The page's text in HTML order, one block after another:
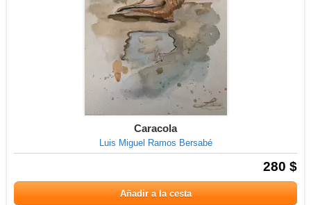
Caracola
Luis Miguel Ramos Bersabé
280 $
Añadir a la cesta